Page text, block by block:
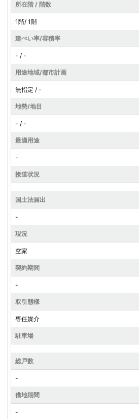
所在階 / 階数
1階/ 1階
建ぺい率/容積率
- / -
用途地域/都市計画
無指定 / -
地勢/地目
- / -
最適用途
-
接道状況
国土法届出
-
現況
空家
契約期間
-
取引態様
専任媒介
駐車場
総戸数
-
借地期間
-